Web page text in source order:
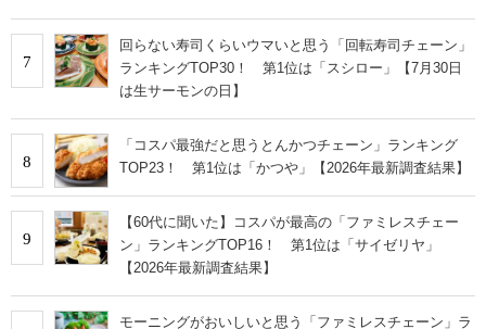
7
回らない寿司くらいウマいと思う「回転寿司チェーン」
ランキングTOP30！ 第1位は「スシロー」【7月30日
は生サーモンの日】
8
「コスパ最強だと思うとんかつチェーン」ランキング
TOP23！ 第1位は「かつや」【2026年最新調査結果】
9
【60代に聞いた】コスパが最高の「ファミレスチェー
ン」ランキングTOP16！ 第1位は「サイゼリヤ」
【2026年最新調査結果】
モーニングがおいしいと思う「ファミレスチェーン」ラ